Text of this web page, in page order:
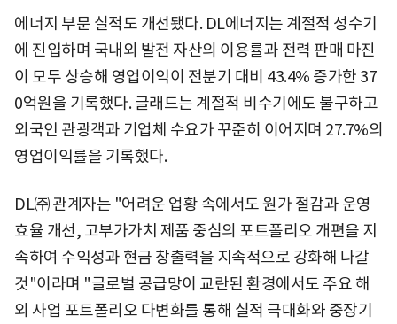
에너지 부문 실적도 개선됐다. DL에너지는 계절적 성수기
에 진입하며 국내외 발전 자산의 이용률과 전력 판매 마진
이 모두 상승해 영업이익이 전분기 대비 43.4% 증가한 37
0억원을 기록했다. 글래드는 계절적 비수기에도 불구하고
외국인 관광객과 기업체 수요가 꾸준히 이어지며 27.7%의
영업이익률을 기록했다.
DL㈜ 관계자는 "어려운 업황 속에서도 원가 절감과 운영
효율 개선, 고부가가치 제품 중심의 포트폴리오 개편을 지
속하여 수익성과 현금 창출력을 지속적으로 강화해 나갈
것"이라며 "글로벌 공급망이 교란된 환경에서도 주요 해
외 사업 포트폴리오 다변화를 통해 실적 극대화와 중장기